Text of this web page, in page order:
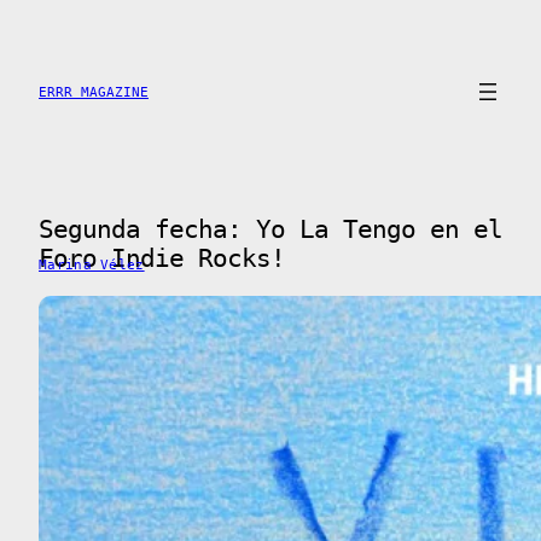
contenido
ERRR MAGAZINE
Segunda fecha: Yo La Tengo en el
Foro Indie Rocks!
Marina Vélez